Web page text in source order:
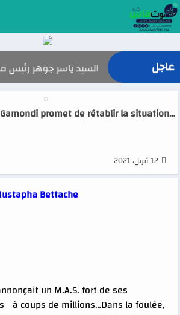
عاجل السيد ياسر جوهر رئيس مجلس
…MCO/MAS : 3- O Gamondi promet de rétablir la situation
12 أبريل، 2021
Bettache
un M.A.S. fort de ses
à coups de millions…Dans la foulée,